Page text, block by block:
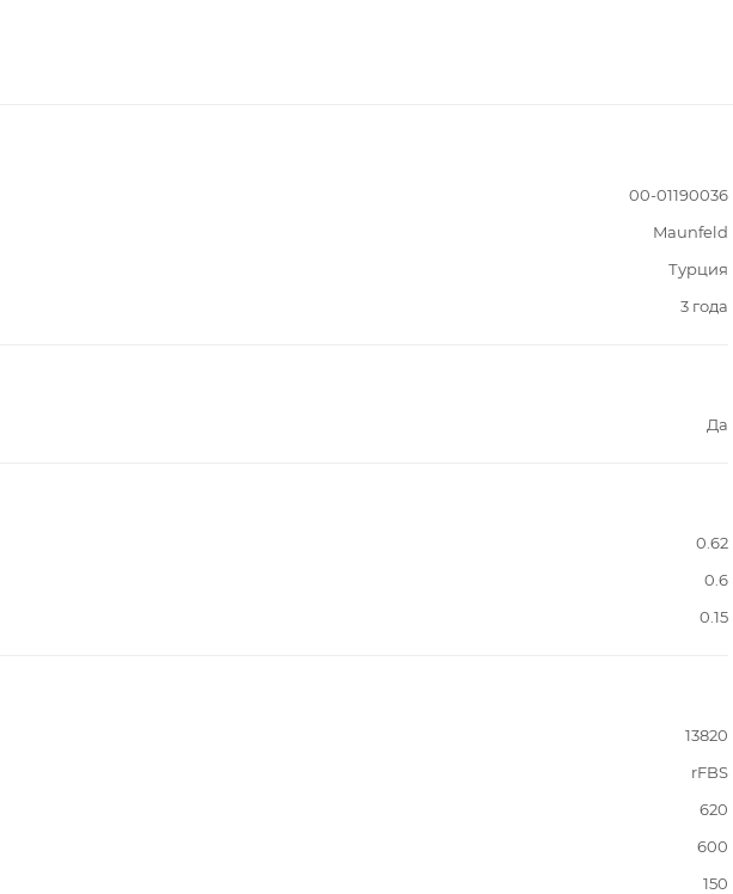
00-01190036
Maunfeld
Турция
3 года
Да
0.62
0.6
0.15
13820
rFBS
620
600
150